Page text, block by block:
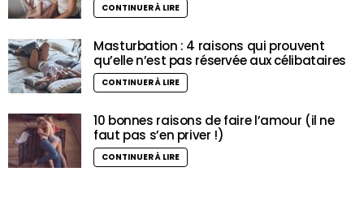
CONTINUER À LIRE
Masturbation : 4 raisons qui prouvent
qu’elle n’est pas réservée aux célibataires
CONTINUER À LIRE
10 bonnes raisons de faire l’amour (il ne
faut pas s’en priver !)
CONTINUER À LIRE